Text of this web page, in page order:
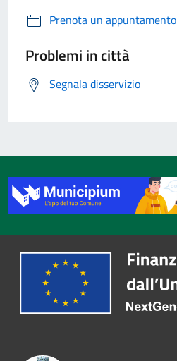
Prenota un appuntamento
Problemi in città
Segnala disservizio